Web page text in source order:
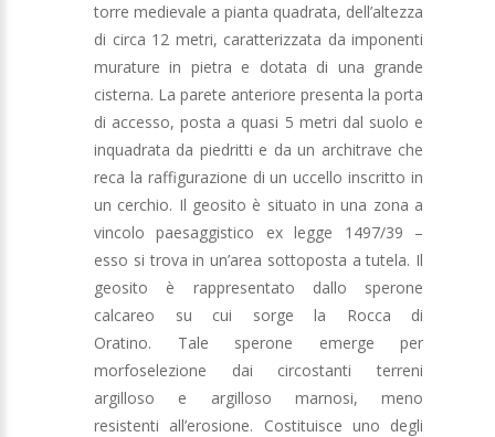
torre medievale a pianta quadrata, dell’altezza
di circa 12 metri, caratterizzata da imponenti
murature in pietra e dotata di una grande
cisterna. La parete anteriore presenta la porta
di accesso, posta a quasi 5 metri dal suolo e
inquadrata da piedritti e da un architrave che
reca la raffigurazione di un uccello inscritto in
un cerchio. Il geosito è situato in una zona a
vincolo paesaggistico ex legge 1497/39 –
esso si trova in un’area sottoposta a tutela. Il
geosito è rappresentato dallo sperone
calcareo su cui sorge la Rocca di
Oratino. Tale sperone emerge per
morfoselezione dai circostanti terreni
argilloso e argilloso marnosi, meno
resistenti all’erosione. Costituisce uno degli